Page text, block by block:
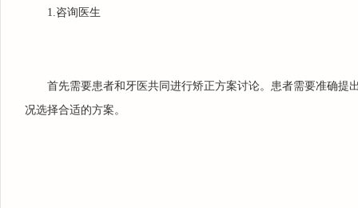
1.咨询医生
首先需要患者和牙医共同进行矫正方案讨论。患者需要准确提
况选择合适的方案。